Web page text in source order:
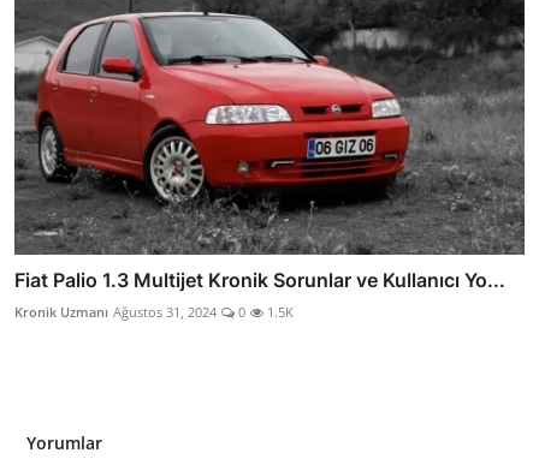
Fiat Palio 1.3 Multijet Kronik Sorunlar ve Kullanıcı Yo...
Kronik Uzmanı Ağustos 31, 2024 0 1.5K
Yorumlar